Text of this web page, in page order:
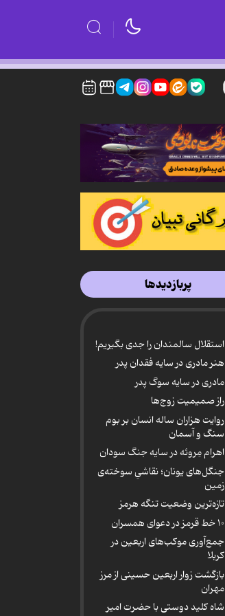
پربازدیدها
استقلال سالمندان را جدی بگیریم!
هنر مادری در سایه‌ فقدان پدر
مادری در سایه سوگ پدر
راز صمیمیت زوج‌ها
روایت هزاران ساله انسان بر بوم
سنگ و آسمان
اهرام مِروئه در سایه جنگ سودان
جنگل‌های یونان؛ نقاشیِ سوخته‌ی
زمین
تازه‌ترین وضعیت تنگه هرمز
۱۰ خط قرمز در دعوای همسران
جمع‌آوری موکب‌های اربعین در
کربلا
بازگشت زوار اربعین حسینی از مرز
مهران
شاه کلید دوستی با حضرت امیر